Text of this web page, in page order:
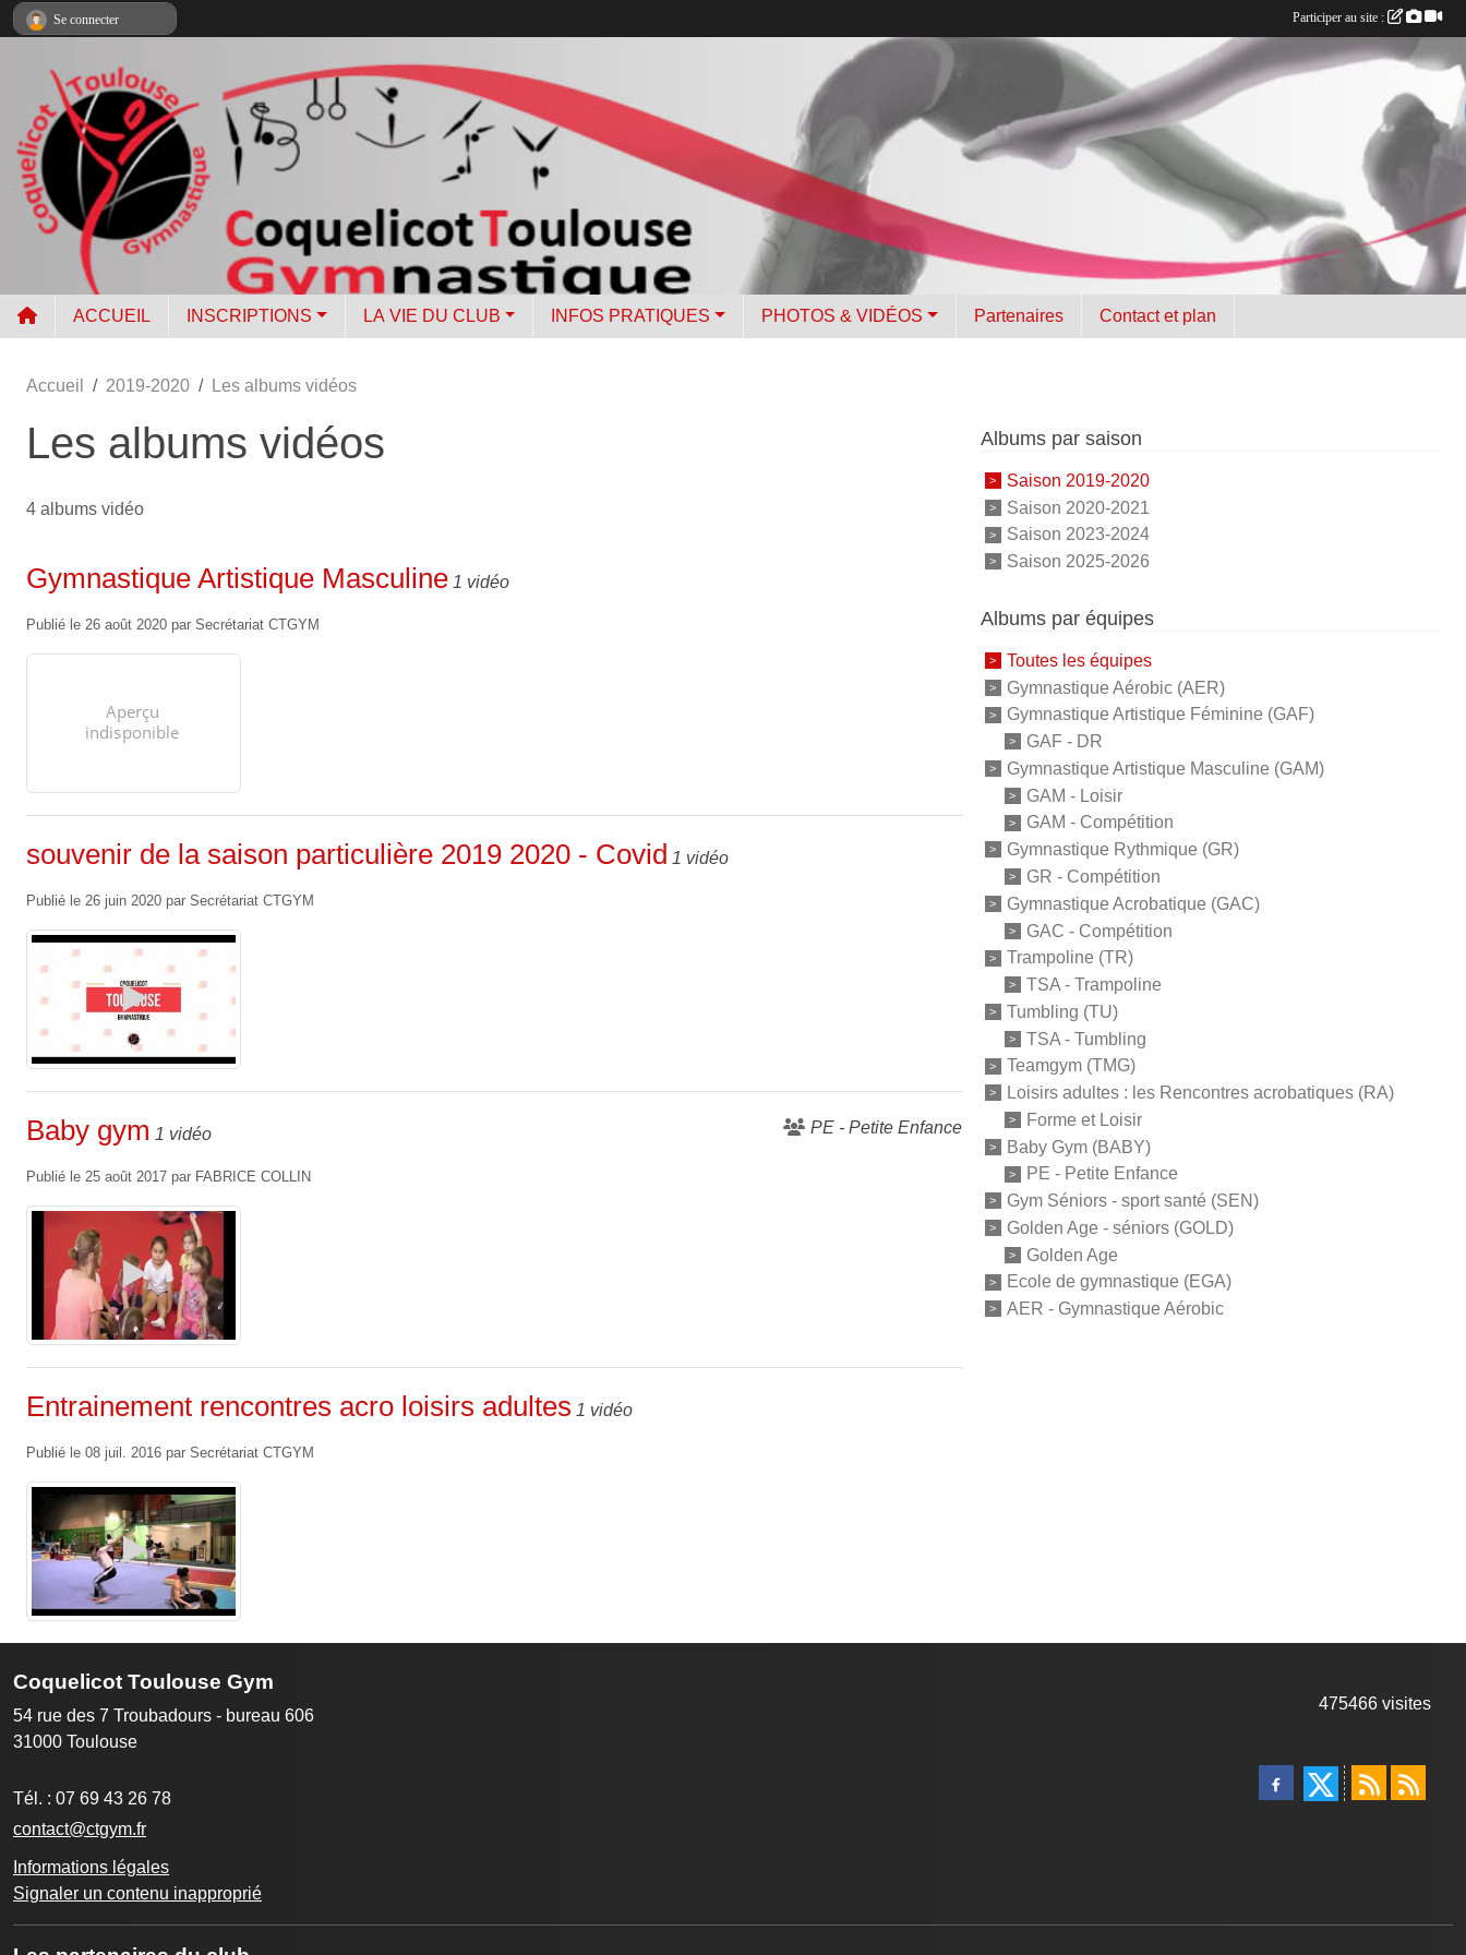
ACCUEIL INSCRIPTIONS LA VIE DU CLUB INFOS PRATIQUES PHOTOS & VIDÉOS Partenaires Contact et plan
Accueil 2019-2020 Les albums vidéos
Les albums vidéos
4 albums vidéo
Gymnastique Artistique Masculine 1 vidéo
Publié le 26 août 2020 par Secrétariat CTGYM
souvenir de la saison particulière 2019 2020 - Covid 1 vidéo
Publié le 26 juin 2020 par Secrétariat CTGYM
Baby gym 1 vidéo PE - Petite Enfance
Publié le 25 août 2017 par FABRICE COLLIN
Entrainement rencontres acro loisirs adultes 1 vidéo
Publié le 08 juil. 2016 par Secrétariat CTGYM
Albums par saison
Saison 2019-2020
Saison 2020-2021
Saison 2023-2024
Saison 2025-2026
Albums par équipes
Toutes les équipes
Gymnastique Aérobic (AER)
Gymnastique Artistique Féminine (GAF)
GAF - DR
Gymnastique Artistique Masculine (GAM)
GAM - Loisir
GAM - Compétition
Gymnastique Rythmique (GR)
GR - Compétition
Gymnastique Acrobatique (GAC)
GAC - Compétition
Trampoline (TR)
TSA - Trampoline
Tumbling (TU)
TSA - Tumbling
Teamgym (TMG)
Loisirs adultes : les Rencontres acrobatiques (RA)
Forme et Loisir
Baby Gym (BABY)
PE - Petite Enfance
Gym Séniors - sport santé (SEN)
Golden Age - séniors (GOLD)
Golden Age
Ecole de gymnastique (EGA)
AER - Gymnastique Aérobic
Coquelicot Toulouse Gym
54 rue des 7 Troubadours - bureau 606
31000 Toulouse
Tél. : 07 69 43 26 78
contact@ctgym.fr
Informations légales
Signaler un contenu inapproprié
475466 visites
Se connecter Participer au site :
Panneau de gestion des cookies